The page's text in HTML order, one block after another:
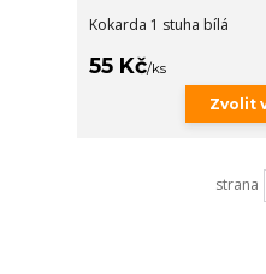
Kokarda 1 stuha bílá
55 Kč/ks
Zvolit
strana